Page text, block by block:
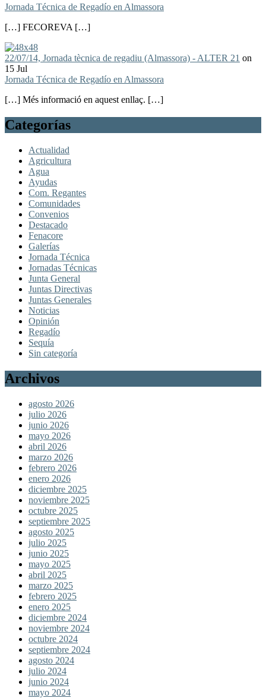
Jornada Técnica de Regadío en Almassora
[…] FECOREVA […]
22/07/14, Jornada tècnica de regadiu (Almassora) - ALTER 21 on
15 Jul
Jornada Técnica de Regadío en Almassora
[…] Més informació en aquest enllaç. […]
Categorías
Actualidad
Agricultura
Agua
Ayudas
Com. Regantes
Comunidades
Convenios
Destacado
Fenacore
Galerías
Jornada Técnica
Jornadas Técnicas
Junta General
Juntas Directivas
Juntas Generales
Noticias
Opinión
Regadío
Sequía
Sin categoría
Archivos
agosto 2026
julio 2026
junio 2026
mayo 2026
abril 2026
marzo 2026
febrero 2026
enero 2026
diciembre 2025
noviembre 2025
octubre 2025
septiembre 2025
agosto 2025
julio 2025
junio 2025
mayo 2025
abril 2025
marzo 2025
febrero 2025
enero 2025
diciembre 2024
noviembre 2024
octubre 2024
septiembre 2024
agosto 2024
julio 2024
junio 2024
mayo 2024